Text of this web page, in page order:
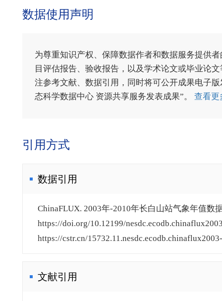
数据使用声明
为尊重知识产权、保障数据作者和数据服务提供
目评估报告、验收报告，以及学术论文或毕业论
注参考文献、数据引用，同时将可公开成果电子
态科学数据中心 资源共享服务发表成果”。 查看
引用方式
数据引用
ChinaFLUX. 2003年-2010年长白山站气象年值数
https://doi.org/10.12199/
https://cstr.cn/
文献引用